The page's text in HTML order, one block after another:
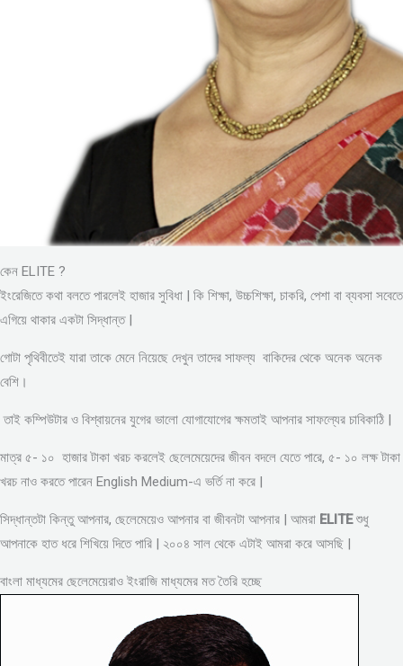
কেন ELITE ?
ইংরেজিতে কথা বলতে পারলেই হাজার সুবিধা | কি শিক্ষা, উচ্চশিক্ষা, চাকরি, পেশা বা ব্যবসা সবেতে
এগিয়ে থাকার একটা সিদ্ধান্ত |
গোটা পৃথিবীতেই যারা তাকে মেনে নিয়েছে দেখুন তাদের সাফল্য বাকিদের থেকে অনেক অনেক
বেশি।
তাই কম্পিউটার ও বিশ্বায়নের যুগের ভালো যোগাযোগের ক্ষমতাই আপনার সাফল্যের চাবিকাঠি |
মাত্র ৫- ১০ হাজার টাকা খরচ করলেই ছেলেমেয়েদের জীবন বদলে যেতে পারে, ৫- ১০ লক্ষ টাকা
খরচ নাও করতে পারেন English Medium-এ ভর্তি না করে |
সিদ্ধান্তটা কিন্তু আপনার, ছেলেমেয়েও আপনার বা জীবনটা আপনার | আমরা ELITEশুধু
আপনাকে হাত ধরে শিখিয়ে দিতে পারি | ২০০৪ সাল থেকে এটাই আমরা করে আসছি |
বাংলা মাধ্যমের ছেলেমেয়েরাও ইংরাজি মাধ্যমের মত তৈরি হচ্ছে